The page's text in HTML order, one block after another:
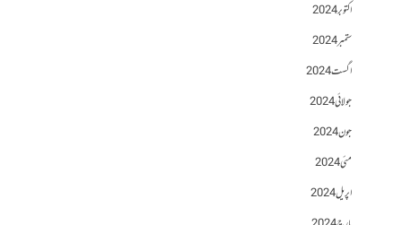
اکتوبر 2024
ستمبر 2024
اگست 2024
جولائی 2024
جون 2024
مئی 2024
اپریل 2024